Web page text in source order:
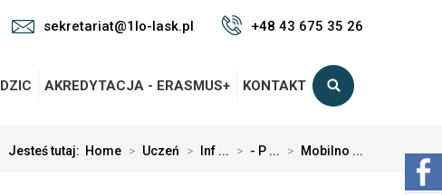
sekretariat@1lo-lask.pl +48 43 675 35 26
AKREDYTACJA - ERASMUS+ KONTAKT
Jesteś tutaj: Home > Uczeń > Inf ... > - P ... > Mobilno ...